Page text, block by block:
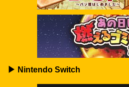
▶ Nintendo Switch